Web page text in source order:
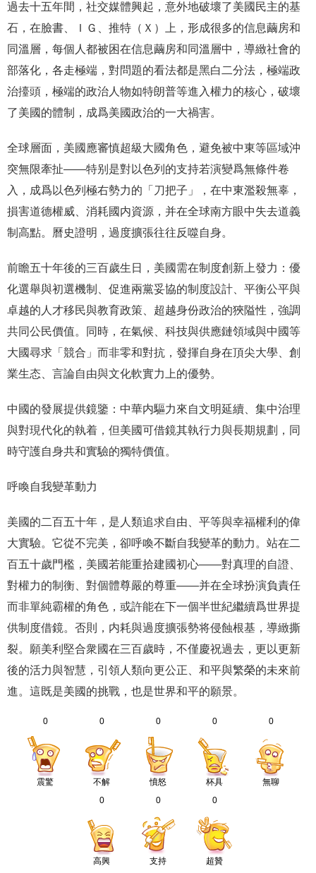
過去十五年間，社交媒體興起，意外地破壞了美國民主的基
石，在臉書、ＩＧ、推特（Ｘ）上，形成很多的信息繭房和
同溫層，每個人都被困在信息繭房和同溫層中，導緻社會的
部落化，各走極端，對問題的看法都是黑白二分法，極端政
治擡頭，極端的政治人物如特朗普等進入權力的核心，破壞
了美國的體制，成爲美國政治的一大禍害。
全球層面，美國應審慎超級大國角色，避免被中東等區域沖
突無限牽扯——特别是對以色列的支持若演變爲無條件卷
入，成爲以色列極右勢力的「刀把子」，在中東濫殺無辜，
損害道德權威、消耗國内資源，并在全球南方眼中失去道義
制高點。曆史證明，過度擴張往往反噬自身。
前瞻五十年後的三百歲生日，美國需在制度創新上發力：優
化選舉與初選機制、促進兩黨妥協的制度設計、平衡公平與
卓越的人才移民與教育政策、超越身份政治的狹隘性，強調
共同公民價值。同時，在氣候、科技與供應鏈領域與中國等
大國尋求「競合」而非零和對抗，發揮自身在頂尖大學、創
業生态、言論自由與文化軟實力上的優勢。
中國的發展提供鏡鑒：中華内驅力來自文明延續、集中治理
與對現代化的執着，但美國可借鏡其執行力與長期規劃，同
時守護自身共和實驗的獨特價值。
呼喚自我變革動力
美國的二百五十年，是人類追求自由、平等與幸福權利的偉
大實驗。它從不完美，卻呼喚不斷自我變革的動力。站在二
百五十歲門檻，美國若能重拾建國初心——對真理的自證、
對權力的制衡、對個體尊嚴的尊重——并在全球扮演負責任
而非單純霸權的角色，或許能在下一個半世紀繼續爲世界提
供制度借鏡。否則，内耗與過度擴張勢将侵蝕根基，導緻撕
裂。願美利堅合衆國在三百歲時，不僅慶祝過去，更以更新
後的活力與智慧，引領人類向更公正、和平與繁榮的未來前
進。這既是美國的挑戰，也是世界和平的願景。
0
震驚
0
不解
0
憤怒
0
杯具
0
無聊
0
高興
0
支持
0
超贊